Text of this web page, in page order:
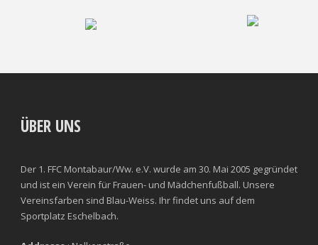
ÜBER UNS
Der 1. FFC Montabaur/Ww. e.V. wurde am 30. Mai 2005 gegründet
und ist ein Verein für Frauen- und Mädchenfußball. Unsere
Vereinsfarben sind Blau-Weiss. Ihr findet uns auf dem
Sportplatz Eschelbach.